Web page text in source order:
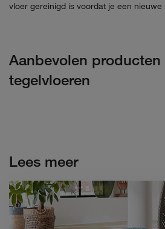
vloer gereinigd is voordat je een nieuwe
Aanbevolen producten
tegelvloeren
Lees meer